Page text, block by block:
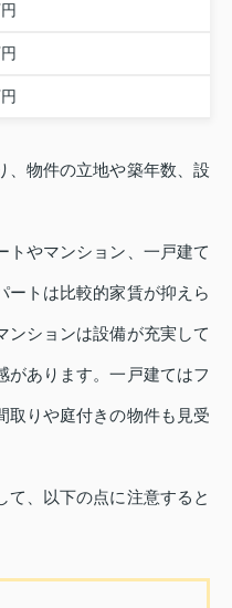
物件の立地や築年数、設
トやマンション、一戸建て
ートは比較的家賃が抑えら
ンションは設備が充実して
があります。一戸建てはフ
取りや庭付きの物件も見受
て、以下の点に注意すると